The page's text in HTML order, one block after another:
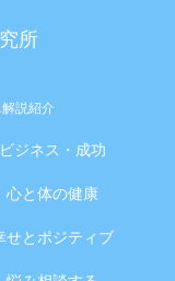
所
説紹介
ビジネス・成功
心と体の健康
せとポジティブ